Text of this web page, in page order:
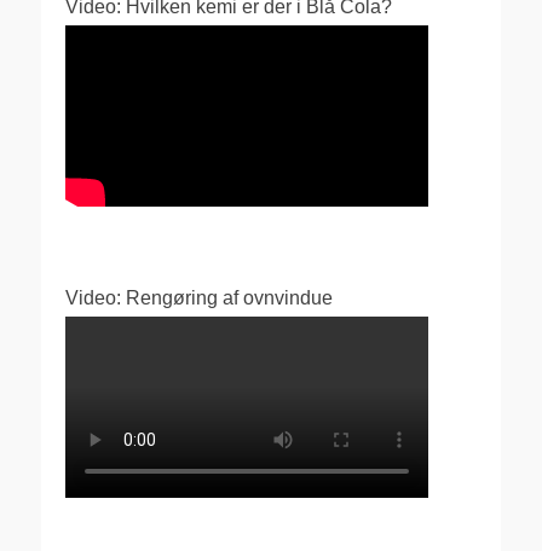
Video: Hvilken kemi er der i Blå Cola?
Video: Rengøring af ovnvindue